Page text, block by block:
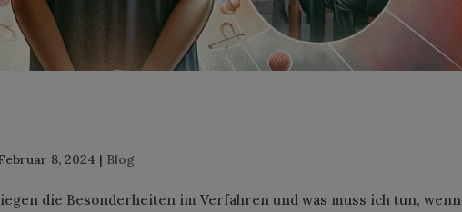
8, 2024 | Blog
die Besonderheiten im Verfahren und was muss ich tun, wenn